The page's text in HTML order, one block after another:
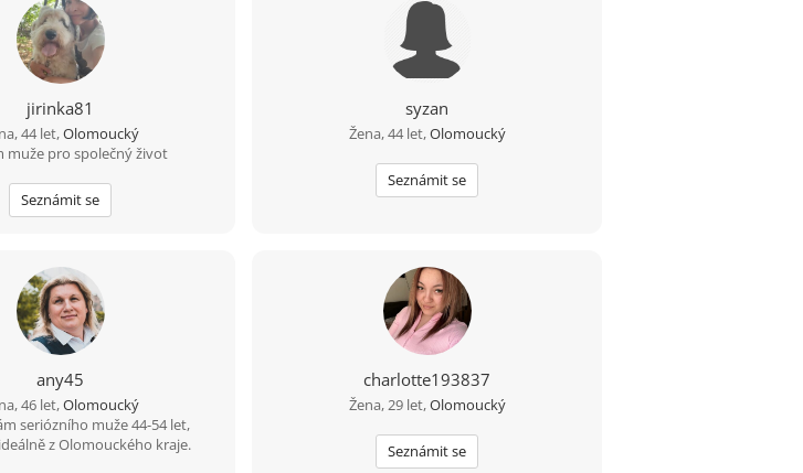
jirinka81
44 let,Olomoucký
muže pro společný život
Seznámit se
syzan
Žena, 44 let,Olomoucký
Seznámit se
any45
46 let,Olomoucký
seriózního muže 44-54 let,
z Olomouckého kraje.
charlotte193837
Žena, 29 let,Olomoucký
Seznámit se